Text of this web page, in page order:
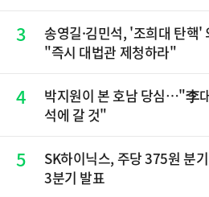
3
송영길·김민석, '조희대 탄
"즉시 대법관 제청하라"
4
박지원이 본 호남 당심…"李
석에 갈 것"
5
SK하이닉스, 주당 375원 분
3분기 발표